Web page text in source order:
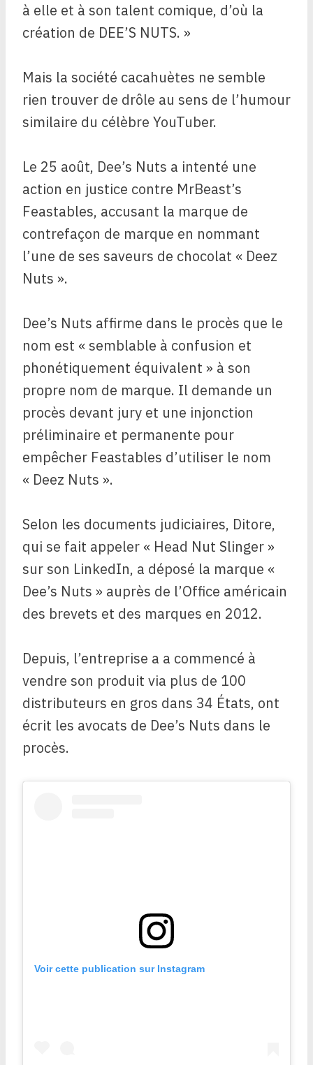
à elle et à son talent comique, d’où la
création de DEE’S NUTS. »
Mais la société cacahuètes ne semble
rien trouver de drôle au sens de l’humour
similaire du célèbre YouTuber.
Le 25 août, Dee’s Nuts a intenté une
action en justice contre MrBeast’s
Feastables, accusant la marque de
contrefaçon de marque en nommant
l’une de ses saveurs de chocolat « Deez
Nuts ».
Dee’s Nuts affirme dans le procès que le
nom est « semblable à confusion et
phonétiquement équivalent » à son
propre nom de marque. Il demande un
procès devant jury et une injonction
préliminaire et permanente pour
empêcher Feastables d’utiliser le nom
« Deez Nuts ».
Selon les documents judiciaires, Ditore,
qui se fait appeler « Head Nut Slinger »
sur son LinkedIn, a déposé la marque «
Dee’s Nuts » auprès de l’Office américain
des brevets et des marques en 2012.
Depuis, l’entreprise a a commencé à
vendre son produit via plus de 100
distributeurs en gros dans 34 États, ont
écrit les avocats de Dee’s Nuts dans le
procès.
Voir cette publication sur Instagram